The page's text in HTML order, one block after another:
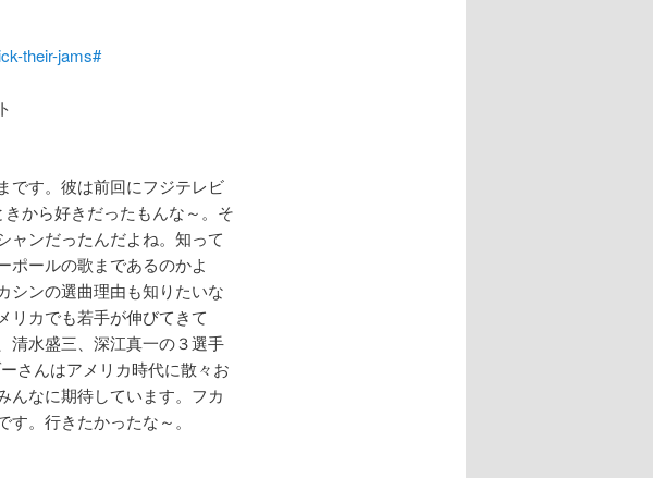
their-jams#
です。彼は前回にフジテレビ
から好きだったもんな～。そ
ャンだったんだよね。知って
ポールの歌まであるのかよ
ンの選曲理由も知りたいな
リカでも若手が伸びてきて
清水盛三、深江真一の３選手
さんはアメリカ時代に散々お
んなに期待しています。フカ
。行きたかったな～。